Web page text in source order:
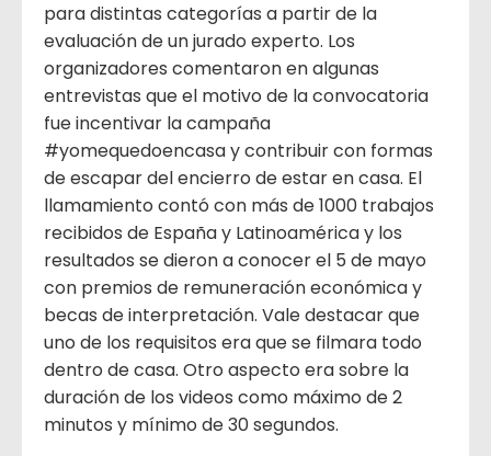
para distintas categorías a partir de la
evaluación de un jurado experto. Los
organizadores comentaron en algunas
entrevistas que el motivo de la convocatoria
fue incentivar la campaña
#yomequedoencasa y contribuir con formas
de escapar del encierro de estar en casa. El
llamamiento contó con más de 1000 trabajos
recibidos de España y Latinoamérica y los
resultados se dieron a conocer el 5 de mayo
con premios de remuneración económica y
becas de interpretación. Vale destacar que
uno de los requisitos era que se filmara todo
dentro de casa. Otro aspecto era sobre la
duración de los videos como máximo de 2
minutos y mínimo de 30 segundos.